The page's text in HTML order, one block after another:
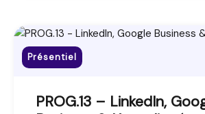
Présentiel
PROG.13 – LinkedIn,